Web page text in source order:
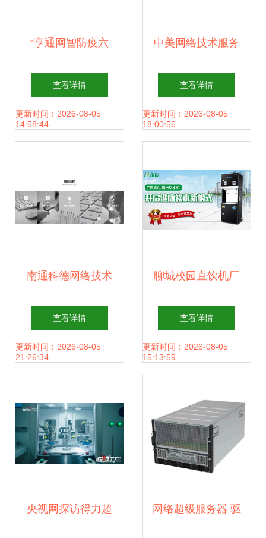
“亨通网智防疫六
宝” 科技赋能智慧
文旅，网络技术服
查看详情
更新时间：2026-08-05
14:58:44
中美网络技术服务
合作 审慎中的机遇
与挑战
查看详情
更新时间：2026-08-05
18:00:56
南通科德网络技术
助力个体户、公司
企业实现小程序快
服务
查看详情
更新时间：2026-08-05
21:26:34
聊城校园直饮机厂
家 以卓越售后服
务，筑牢校园饮水
查看详情
更新时间：2026-08-05
15:13:59
央视网探访得力超 网络超级服务器 驱